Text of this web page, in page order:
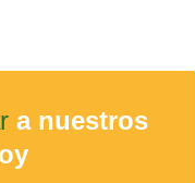
a nuestros